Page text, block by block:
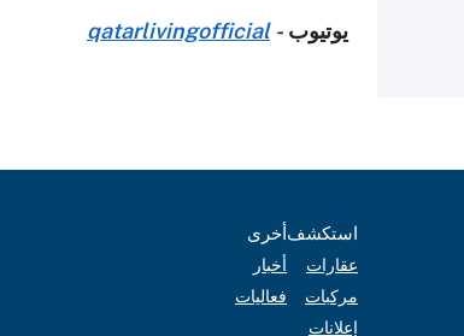
يوتيوب -
qatarlivingofficial
استكشف
عقارات
مركبات
إعلانات
أخرى
أخبار
فعاليات